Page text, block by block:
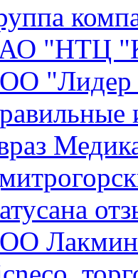
"НТЦ
"Лидер
Лакмин